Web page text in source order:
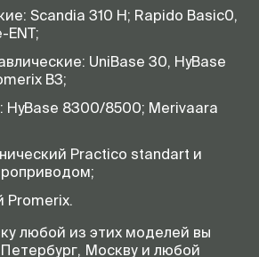
Scandia 310 H; Rapido Basic0,
ENT;
UniBase 30, HyBase
B3;
HyBase 8300/8500; Merivaara
Practico standart и
Promerix.
любой из этих моделей вы
Москву и любой